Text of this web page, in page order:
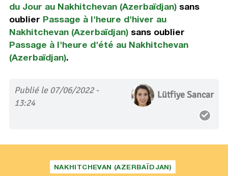
du Jour au Nakhitchevan (Azerbaïdjan)sans
oublier Passage à l'heure d'hiver au
Nakhitchevan (Azerbaïdjan)sans oublier
Passage à l'heure d'été au Nakhitchevan
(Azerbaïdjan).
Publié le 07/06/2022 -
13:24
Lütfiye Sancar
NAKHITCHEVAN (AZERBAÏDJAN)